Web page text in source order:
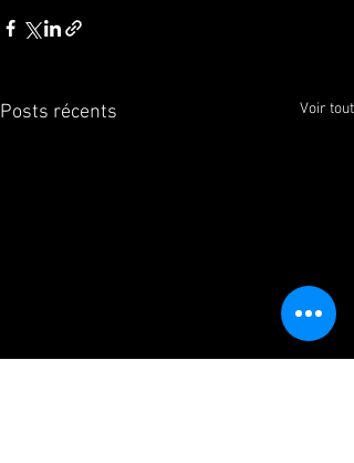
Posts récents Voir tout